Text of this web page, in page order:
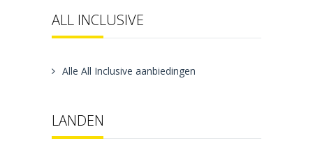
ALL INCLUSIVE
Alle All Inclusive aanbiedingen
LANDEN